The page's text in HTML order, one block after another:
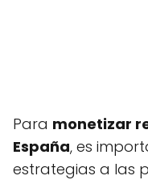
Para monetizar
España, es
estrategias a las